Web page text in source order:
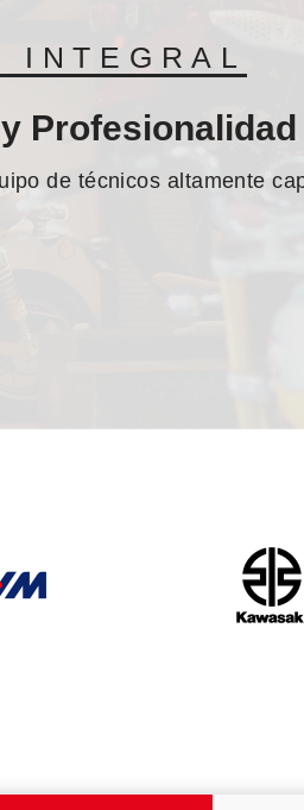
INTEGRAL
Profesionalidad
de técnicos altamente